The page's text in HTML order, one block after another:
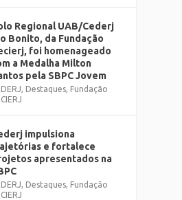
Regional UAB/Cederj
Bonito, da Fundação
foi homenageado
a Medalha Milton
pela SBPC Jovem
, Destaques, Fundação
impulsiona
e fortalece
apresentados na
, Destaques, Fundação